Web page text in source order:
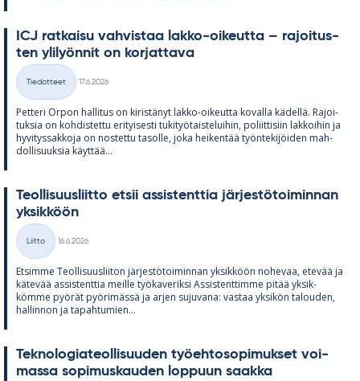
ICJ rat­kaisu vah­vis­taa lakko-oi­keutta – ra­joi­tus­
ten yli­lyön­nit on kor­jat­tava
Kategoriat
Tiedotteet
17.6.2026
Pet­teri Or­pon hal­li­tus on ki­ris­tä­nyt lakko-oi­keutta ko­valla kä­dellä. Ra­joi­
tuk­sia on koh­dis­tettu eri­tyi­sesti tu­ki­työ­tais­te­lui­hin, po­liit­ti­siin lak­koi­hin ja
hy­vi­tys­sak­koja on nos­tettu ta­solle, joka hei­ken­tää työn­te­ki­jöi­den mah­
dol­li­suuk­sia käyt­tää...
Teol­li­suus­liitto et­sii as­sis­tent­tia jär­jes­tö­toi­min­nan
yk­sik­köön
Kategoriat
Liitto
16.6.2026
Et­simme Teol­li­suus­lii­ton jär­jes­tö­toi­min­nan yk­sik­köön no­he­vaa, ete­vää ja
kä­te­vää as­sis­tent­tia meille työ­ka­ve­riksi As­sis­tent­timme pi­tää yk­sik­
kömme pyö­rät pyö­ri­mässä ja ar­jen su­ju­vana: vas­taa yk­si­kön ta­lou­den,
hal­lin­non ja ta­pah­tu­mien...
Tek­no­lo­gia­teol­li­suu­den työ­eh­to­so­pi­muk­set voi­
massa so­pi­mus­kau­den lop­puun saakka